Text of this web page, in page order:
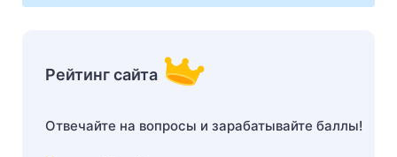
Рейтинг сайта
Отвечайте на вопросы и зарабатывайте баллы!